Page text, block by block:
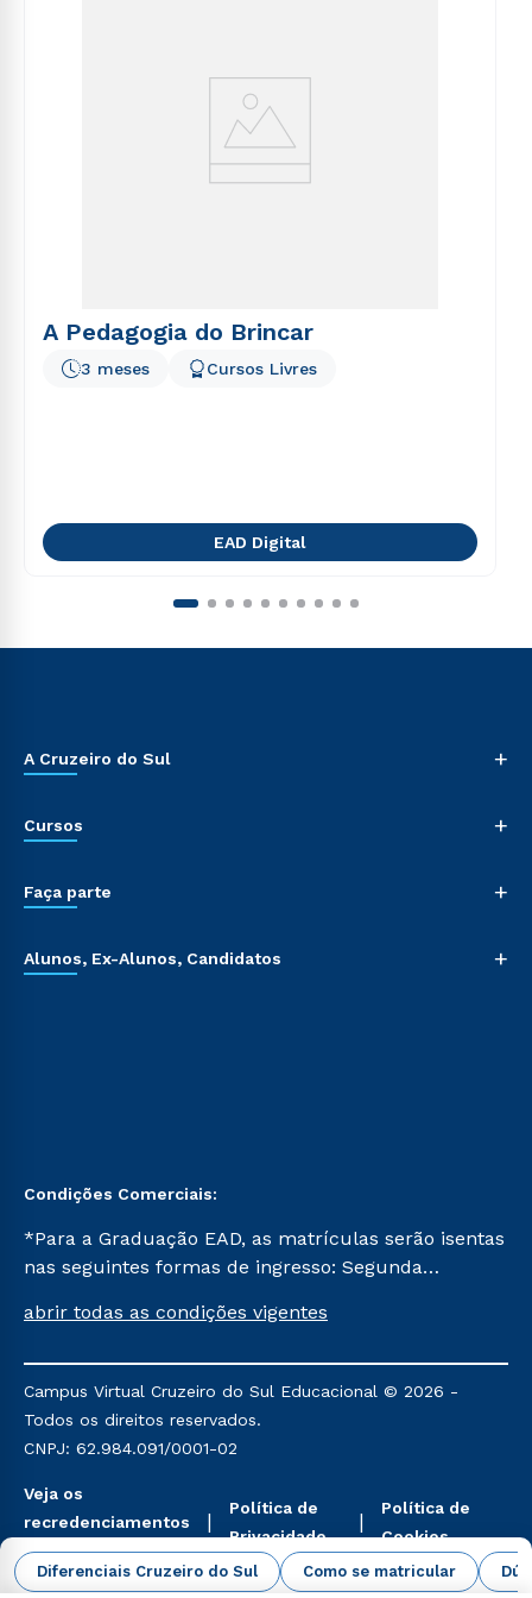
Diferenciais Cruzeiro do Sul Como se matricular
A Pedagogia do Brincar
3 meses Cursos Livres
EAD Digital
A Cruzeiro do Sul +
Cursos +
Faça parte +
Alunos, Ex-Alunos, Candidatos +
Condições Comerciais:
*Para a Graduação EAD, as matrículas serão isentas
nas seguintes formas de ingresso: Segunda
Já para as demais, a taxa de matrícula será de R$
mencionadas são referentes aos cursos: Ensino
Religioso, Geografia para a Docência e Metodologia
do Ensino de História: Questões Atuais.
abrir todas as condições vigentes
Campus Virtual Cruzeiro do Sul Educacional © 2026 -
Todos os direitos reservados.
CNPJ: 62.984.091/0001-02
Veja os
recredenciamentos
aqui
Política de
Privacidade
Política de
Cookies